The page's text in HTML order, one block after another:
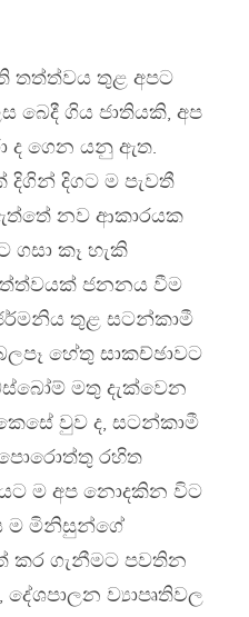
තත්ත්වය තුළ අපට
බෙදී ගිය ජාතියකි, අප
ද ගෙන යනු ඇත.
දිගට ම පැවතී
නව ආකාරයක
කෑ හැකි
ජනනය වීම
තුළ සටන්කාමී
හේතු සාකච්ඡාවට
මතු දැක්වෙන
වුව ද, සටන්කාමී
රහිත
ම අප නොදකින විට
ම මිනිසුන්ගේ
කර ගැනීමට පවතින
ව්‍යාපෘතිවල